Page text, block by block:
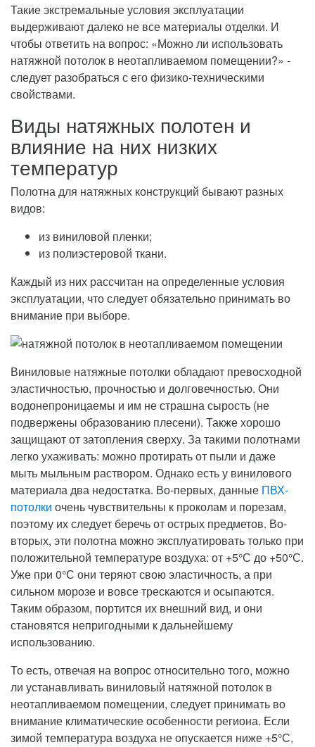
Такие экстремальные условия эксплуатации
выдерживают далеко не все материалы отделки. И
чтобы ответить на вопрос: «Можно ли использовать
натяжной потолок в неотапливаемом помещении?» -
следует разобраться с его физико-техническими
свойствами.
Виды натяжных полотен и
влияние на них низких
температур
Полотна для натяжных конструкций бывают разных
видов:
из виниловой пленки;
из полиэстеровой ткани.
Каждый из них рассчитан на определенные условия
эксплуатации, что следует обязательно принимать во
внимание при выборе.
Виниловые натяжные потолки обладают превосходной
эластичностью, прочностью и долговечностью. Они
водонепроницаемы и им не страшна сырость (не
подвержены образованию плесени). Также хорошо
защищают от затопления сверху. За такими полотнами
легко ухаживать: можно протирать от пыли и даже
мыть мыльным раствором. Однако есть у винилового
материала два недостатка. Во-первых, данные ПВХ-
потолки очень чувствительны к проколам и порезам,
поэтому их следует беречь от острых предметов. Во-
вторых, эти полотна можно эксплуатировать только при
положительной температуре воздуха: от +5°С до +50°С.
Уже при 0°С они теряют свою эластичность, а при
сильном морозе и вовсе трескаются и осыпаются.
Таким образом, портится их внешний вид, и они
становятся непригодными к дальнейшему
использованию.
То есть, отвечая на вопрос относительно того, можно
ли устанавливать виниловый натяжной потолок в
неотапливаемом помещении, следует принимать во
внимание климатические особенности региона. Если
зимой температура воздуха не опускается ниже +5°С,